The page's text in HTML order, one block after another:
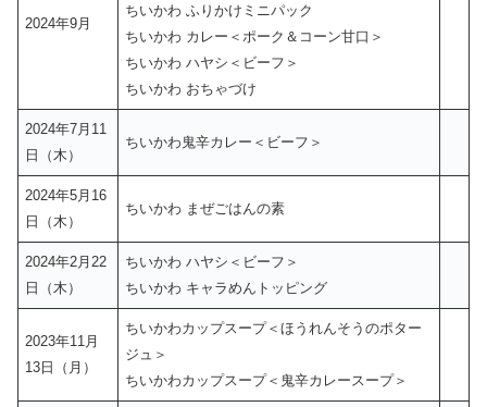
2024年9月
ちいかわ ふりかけミニパック
ちいかわ カレー＜ポーク＆コーン甘口＞
ちいかわ ハヤシ＜ビーフ＞
ちいかわ おちゃづけ
2024年7月11
日（木）
ちいかわ鬼辛カレー＜ビーフ＞
2024年5月16
日（木）
ちいかわ まぜごはんの素
2024年2月22
日（木）
ちいかわ ハヤシ＜ビーフ＞
ちいかわ キャラめんトッピング
2023年11月
13日（月）
ちいかわカップスープ＜ほうれんそうのポター
ジュ＞
ちいかわカップスープ＜鬼辛カレースープ＞